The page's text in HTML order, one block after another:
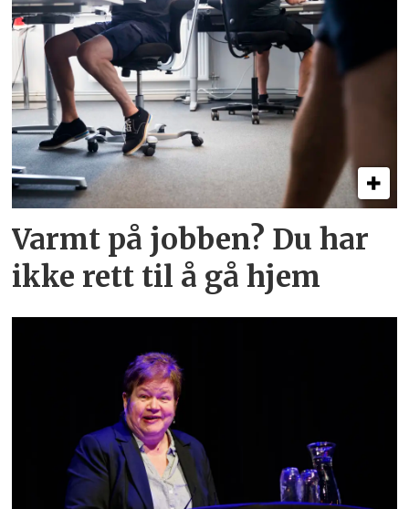
Varmt på jobben? Du har
ikke rett til å gå hjem